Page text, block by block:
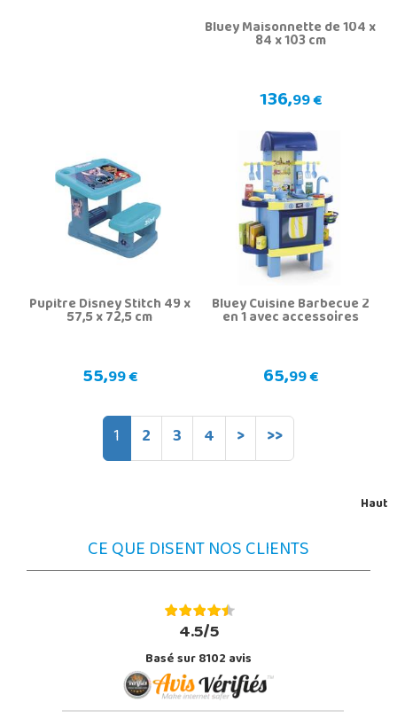
Bluey Maisonnette de 104 x
84 x 103 cm
136,99 €
Pupitre Disney Stitch 49 x
57,5 x 72,5 cm
55,99 €
Bluey Cuisine Barbecue 2
en 1 avec accessoires
65,99 €
1 2 3 4 > >>
Haut
CE QUE DISENT NOS CLIENTS
4.5/5
Basé sur 8102 avis